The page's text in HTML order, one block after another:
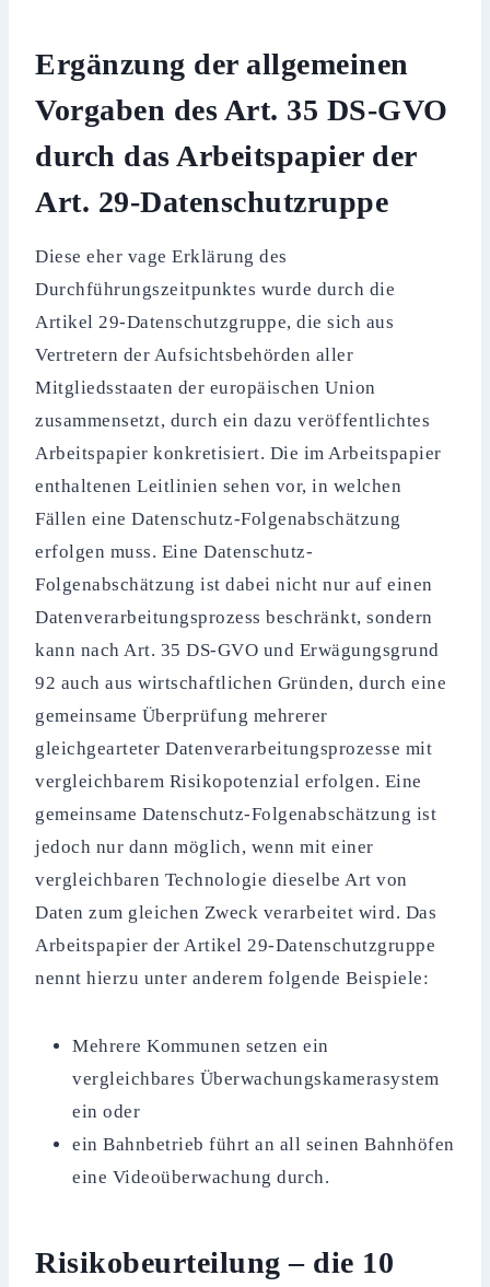
Ergänzung der allgemeinen
Vorgaben des Art. 35 DS-GVO
durch das Arbeitspapier der
Art. 29-Datenschutzruppe
Diese eher vage Erklärung des
Durchführungszeitpunktes wurde durch die
Artikel 29-Datenschutzgruppe, die sich aus
Vertretern der Aufsichtsbehörden aller
Mitgliedsstaaten der europäischen Union
zusammensetzt, durch ein dazu veröffentlichtes
Arbeitspapier konkretisiert. Die im Arbeitspapier
enthaltenen Leitlinien sehen vor, in welchen
Fällen eine Datenschutz-Folgenabschätzung
erfolgen muss. Eine Datenschutz-
Folgenabschätzung ist dabei nicht nur auf einen
Datenverarbeitungsprozess beschränkt, sondern
kann nach Art. 35 DS-GVO und Erwägungsgrund
92 auch aus wirtschaftlichen Gründen, durch eine
gemeinsame Überprüfung mehrerer
gleichgearteter Datenverarbeitungsprozesse mit
vergleichbarem Risikopotenzial erfolgen. Eine
gemeinsame Datenschutz-Folgenabschätzung ist
jedoch nur dann möglich, wenn mit einer
vergleichbaren Technologie dieselbe Art von
Daten zum gleichen Zweck verarbeitet wird. Das
Arbeitspapier der Artikel 29-Datenschutzgruppe
nennt hierzu unter anderem folgende Beispiele:
Mehrere Kommunen setzen ein
vergleichbares Überwachungskamerasystem
ein oder
ein Bahnbetrieb führt an all seinen Bahnhöfen
eine Videoüberwachung durch.
Risikobeurteilung – die 10